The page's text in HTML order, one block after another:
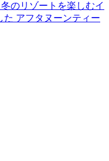
のリゾートを楽しむイ
た アフタヌーンティー